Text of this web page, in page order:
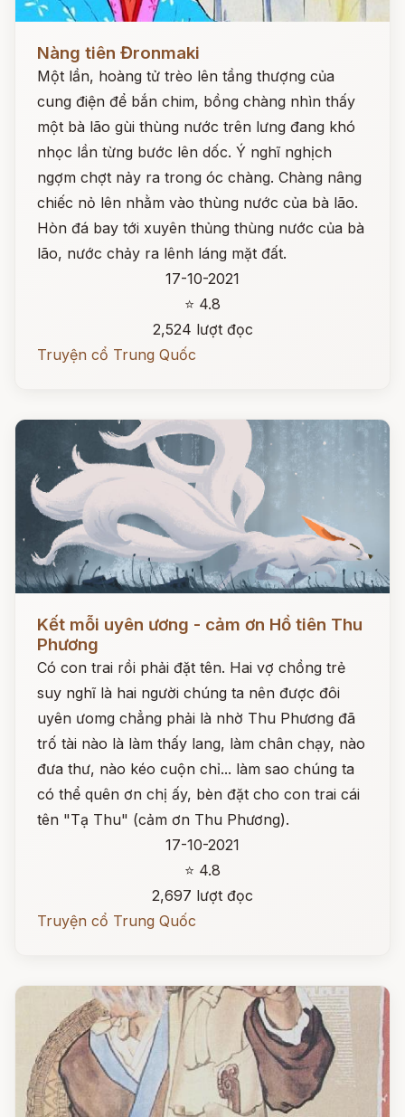
Nàng tiên Đronmaki
Một lần, hoàng tử trèo lên tầng thượng của
cung điện để bắn chim, bồng chàng nhìn thấy
một bà lão gùi thùng nước trên lưng đang khó
nhọc lần từng bước lên dốc. Ý nghĩ nghịch
ngợm chợt nảy ra trong óc chàng. Chàng nâng
chiếc nỏ lên nhằm vào thùng nước của bà lão.
Hòn đá bay tới xuyên thủng thùng nước của bà
lão, nước chảy ra lênh láng mặt đất.
17-10-2021
⭐ 4.8
2,524 lượt đọc
Truyện cổ Trung Quốc
Đọc ngay
Kết mỗi uyên ương - cảm ơn Hồ tiên Thu
Phương
Có con trai rồi phải đặt tên. Hai vợ chồng trẻ
suy nghĩ là hai người chúng ta nên được đôi
uyên ưomg chẳng phải là nhờ Thu Phương đã
trố tài nào là làm thấy lang, làm chân chạy, nào
đưa thư, nào kéo cuộn chỉ... làm sao chúng ta
có thể quên ơn chị ấy, bèn đặt cho con trai cái
tên "Tạ Thu" (cảm ơn Thu Phương).
17-10-2021
⭐ 4.8
2,697 lượt đọc
Truyện cổ Trung Quốc